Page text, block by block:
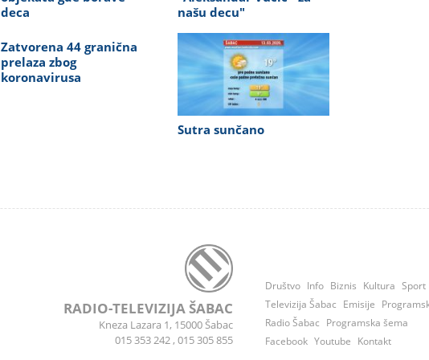
deca
našu decu"
Zatvorena 44 granična
prelaza zbog
koronavirusa
Sutra sunčano
RADIO-TELEVIZIJA ŠABAC
Kneza Lazara 1, 15000 Šabac
015 353 242, 015 305 855
Društvo Info Biznis Kultura Sport
Televizija Šabac Emisije
Radio Šabac Programska šema
Facebook Youtube Kontakt